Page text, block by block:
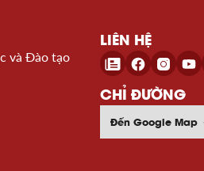
và Đào tạo
LIÊN HỆ
CHỈ ĐƯỜNG
Đến Google Map